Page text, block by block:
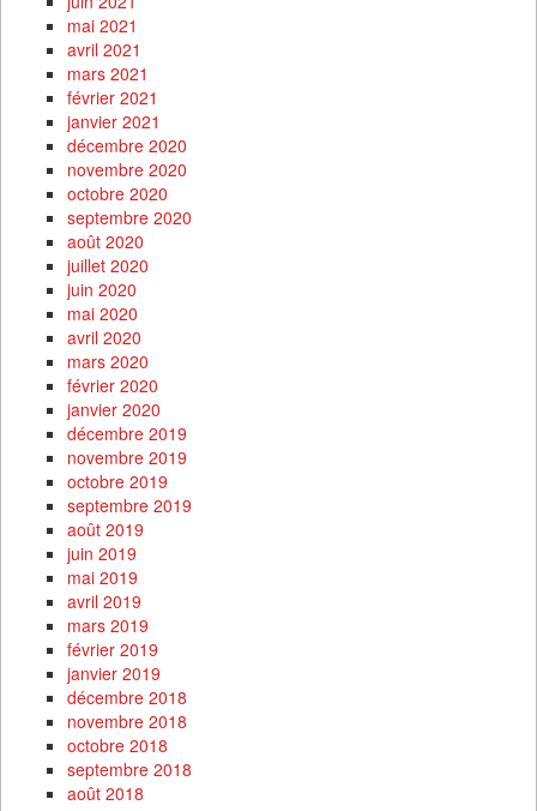
mai 2021
avril 2021
mars 2021
février 2021
janvier 2021
décembre 2020
novembre 2020
octobre 2020
septembre 2020
août 2020
juillet 2020
juin 2020
mai 2020
avril 2020
mars 2020
février 2020
janvier 2020
décembre 2019
novembre 2019
octobre 2019
septembre 2019
août 2019
juin 2019
mai 2019
avril 2019
mars 2019
février 2019
janvier 2019
décembre 2018
novembre 2018
octobre 2018
septembre 2018
août 2018